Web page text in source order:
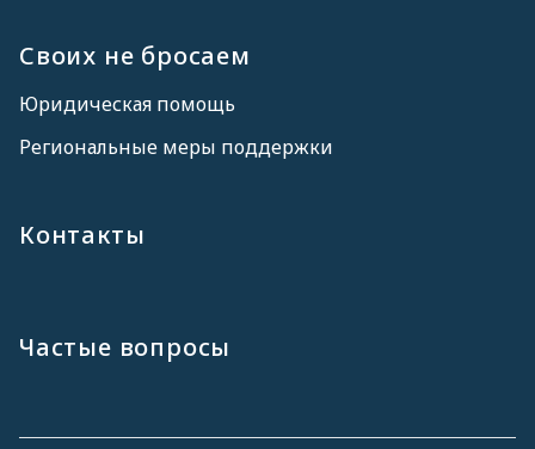
Своих не бросаем
Юридическая помощь
Региональные меры поддержки
Контакты
Частые вопросы